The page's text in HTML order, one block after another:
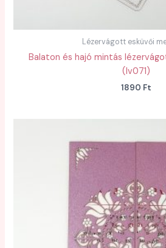
Lézervágott esküvői
Balaton és hajó mintás
(lv071)
1890 Ft